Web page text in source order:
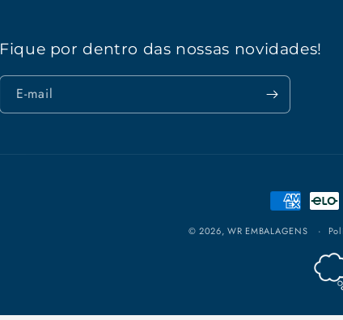
Fique por dentro das nossas novidades!
E-mail
Formas
de
© 2026,WR EMBALAGENS